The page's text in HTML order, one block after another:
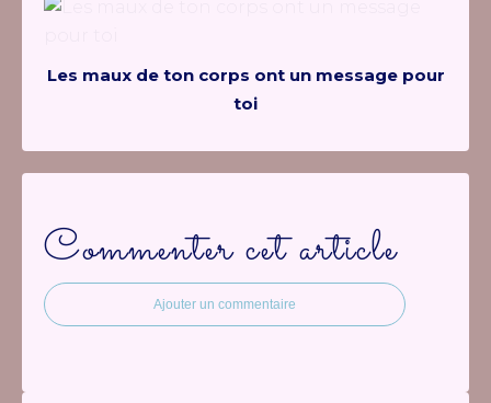
Les maux de ton corps ont un message pour
toi
Commenter cet article
Ajouter un commentaire